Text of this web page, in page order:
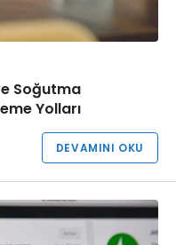
Soğutma
Yolları
DEVAMINI OKU